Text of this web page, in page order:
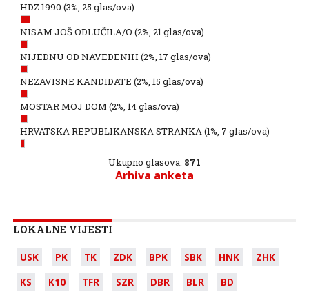
HDZ 1990 (3%, 25 glas/ova)
NISAM JOŠ ODLUČILA/O (2%, 21 glas/ova)
NIJEDNU OD NAVEDENIH (2%, 17 glas/ova)
NEZAVISNE KANDIDATE (2%, 15 glas/ova)
MOSTAR MOJ DOM (2%, 14 glas/ova)
HRVATSKA REPUBLIKANSKA STRANKA(1%, 7 glas/ova)
Ukupno glasova: 871
Arhiva anketa
LOKALNE VIJESTI
USK PK TK ZDK BPK SBK HNK
ZHK
KS
K10 TFR SZR DBR BLR BD